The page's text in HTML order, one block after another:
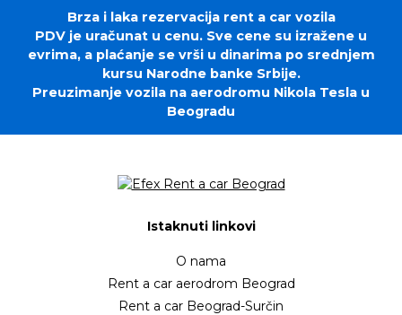
Brza i laka rezervacija rent a car vozila
PDV je uračunat u cenu. Sve cene su izražene u
evrima, a plaćanje se vrši u dinarima po srednjem
kursu Narodne banke Srbije.
Preuzimanje vozila na aerodromu Nikola Tesla u
Beogradu
Istaknuti linkovi
O nama
Rent a car aerodrom Beograd
Rent a car Beograd-Surčin